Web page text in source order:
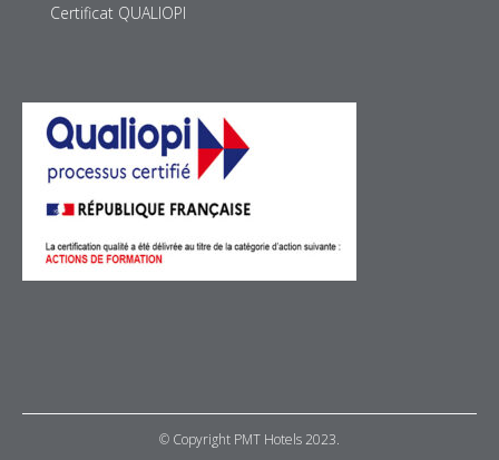
Certificat QUALIOPI
© Copyright PMT Hotels 2023.